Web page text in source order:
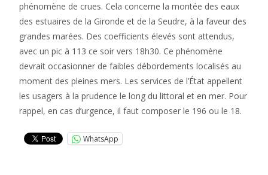
phénomène de crues. Cela concerne la montée des eaux
des estuaires de la Gironde et de la Seudre, à la faveur des
grandes marées. Des coefficients élevés sont attendus,
avec un pic à 113 ce soir vers 18h30. Ce phénomène
devrait occasionner de faibles débordements localisés au
moment des pleines mers. Les services de l’État appellent
les usagers à la prudence le long du littoral et en mer. Pour
rappel, en cas d’urgence, il faut composer le 196 ou le 18.
WhatsApp